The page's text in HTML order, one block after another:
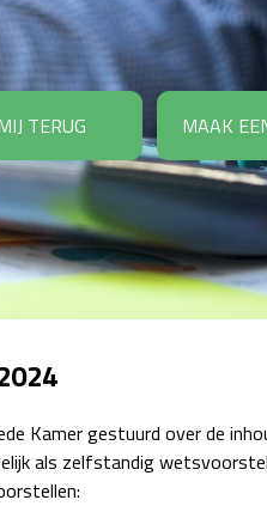
TERUG MAAK
Kamer gestuurd over de
als zelfstandig